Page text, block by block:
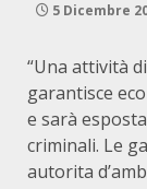
5 Dicembre
“Una attività
garantisce
e sarà
criminali. Le
autorita